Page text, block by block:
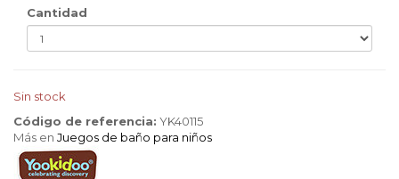
Cantidad
Sin stock
Código de referencia: YK40115
Más en Juegos de baño para niños